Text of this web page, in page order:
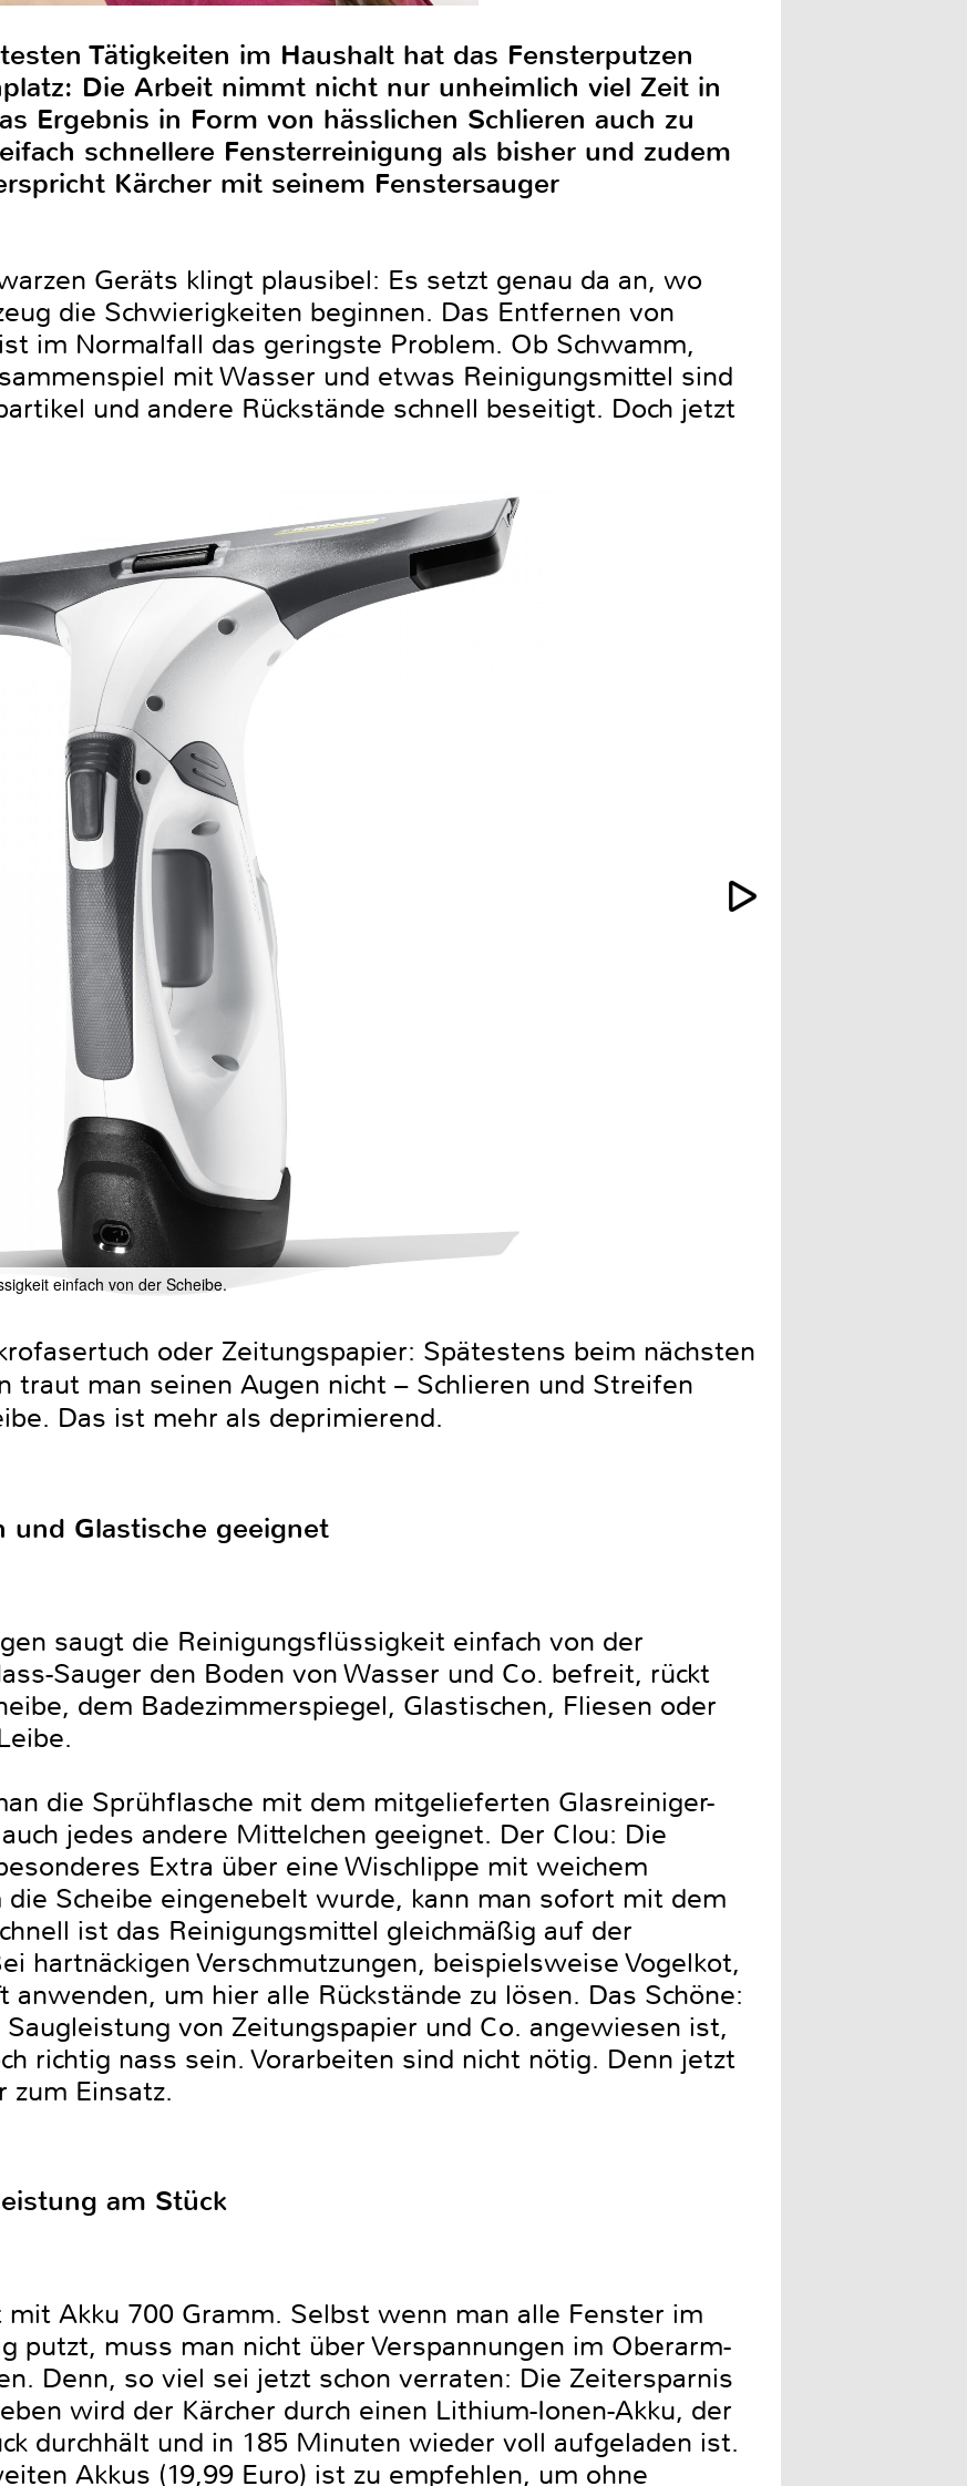
Tätigkeiten im Haushalt hat das Fensterputzen
Die Arbeit nimmt nicht nur unheimlich viel Zeit in
Ergebnis in Form von hässlichen Schlieren auch zu
schnellere Fensterreinigung als bisher und zudem
Kärcher mit seinem Fenstersauger
Geräts klingt plausibel: Es setzt genau da an, wo
die Schwierigkeiten beginnen. Das Entfernen von
im Normalfall das geringste Problem. Ob Schwamm,
mit Wasser und etwas Reinigungsmittel sind
und andere Rückstände schnell beseitigt. Doch jetzt
einfach von der Scheibe.
oder Zeitungspapier: Spätestens beim nächsten
traut man seinen Augen nicht – Schlieren und Streifen
Das ist mehr als deprimierend.
und Glastische geeignet
saugt die Reinigungsflüssigkeit einfach von der
Sauger den Boden von Wasser und Co. befreit, rückt
dem Badezimmerspiegel, Glastischen, Fliesen oder
die Sprühflasche mit dem mitgelieferten Glasreiniger-
jedes andere Mittelchen geeignet. Der Clou: Die
Extra über eine Wischlippe mit weichem
Scheibe eingenebelt wurde, kann man sofort mit dem
ist das Reinigungsmittel gleichmäßig auf der
hartnäckigen Verschmutzungen, beispielsweise Vogelkot,
um hier alle Rückstände zu lösen. Das Schöne:
von Zeitungspapier und Co. angewiesen ist,
richtig nass sein. Vorarbeiten sind nicht nötig. Denn jetzt
zum Einsatz.
am Stück
Akku 700 Gramm. Selbst wenn man alle Fenster im
putzt, muss man nicht über Verspannungen im Oberarm-
Denn, so viel sei jetzt schon verraten: Die Zeitersparnis
wird der Kärcher durch einen Lithium-Ionen-Akku, der
durchhält und in 185 Minuten wieder voll aufgeladen ist.
Akkus (19,99 Euro) ist zu empfehlen, um ohne